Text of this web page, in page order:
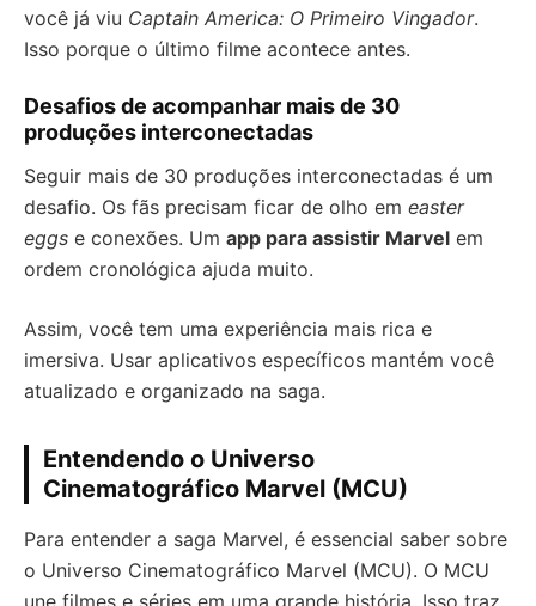
você já viu Captain America: O Primeiro Vingador.
Isso porque o último filme acontece antes.
Desafios de acompanhar mais de 30
produções interconectadas
Seguir mais de 30 produções interconectadas é um
desafio. Os fãs precisam ficar de olho em easter
eggs e conexões. Um app para assistir Marvel em
ordem cronológica ajuda muito.
Assim, você tem uma experiência mais rica e
imersiva. Usar aplicativos específicos mantém você
atualizado e organizado na saga.
Entendendo o Universo
Cinematográfico Marvel (MCU)
Para entender a saga Marvel, é essencial saber sobre
o Universo Cinematográfico Marvel (MCU). O MCU
une filmes e séries em uma grande história. Isso traz